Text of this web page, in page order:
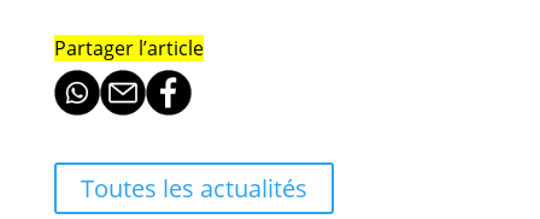
Partager l’article
Toutes les actualités